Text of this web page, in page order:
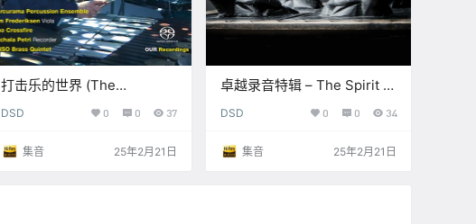
打击乐的世界 (The
Axel Borup-Jorgensen)
(352.8k DXD)【S】
DSD 0 0 37
集音 25年2月21日
卓越录音特辑 – The Spirit of
DSD/5.1CH)【S】
DSD 0 0 34
集音 25年2月21日